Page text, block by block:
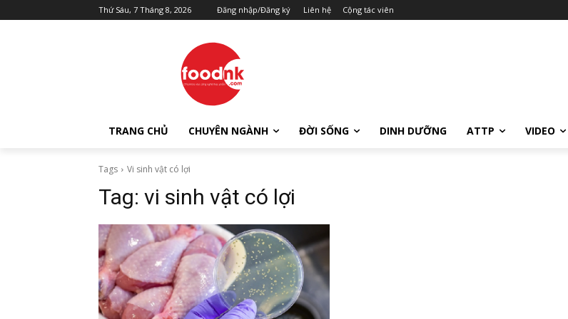
Thứ Sáu, 7 Tháng 8, 2026 Đăng nhập/Đăng ký Liên hệ Cộng tác viên
TRANG CHỦ CHUYÊN NGÀNH ĐỜI SỐNG DINH DƯỠNG ATTP VIDEO
Tags Vi sinh vật có lợi
Tag: vi sinh vật có lợi